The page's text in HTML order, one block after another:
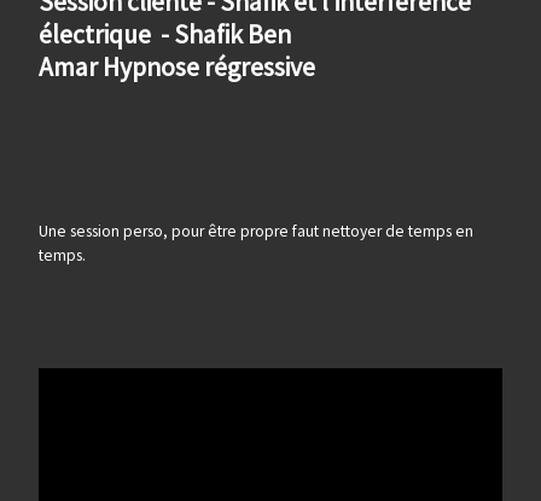
électrique - Shafik Ben
Amar Hypnose régressive
Une session perso, pour être propre faut nettoyer de temps en
temps.